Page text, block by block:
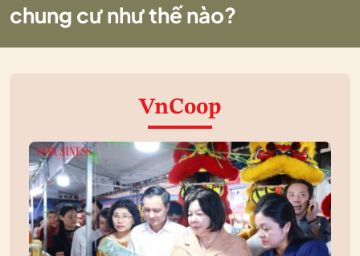
chung cư như thế nào?
VnCoop